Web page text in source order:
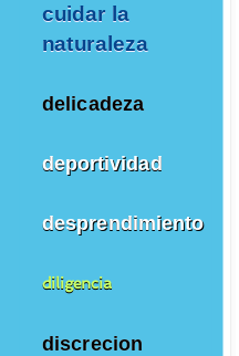
cuidar la
naturaleza
delicadeza
deportividad
desprendimiento
diligencia
discrecion